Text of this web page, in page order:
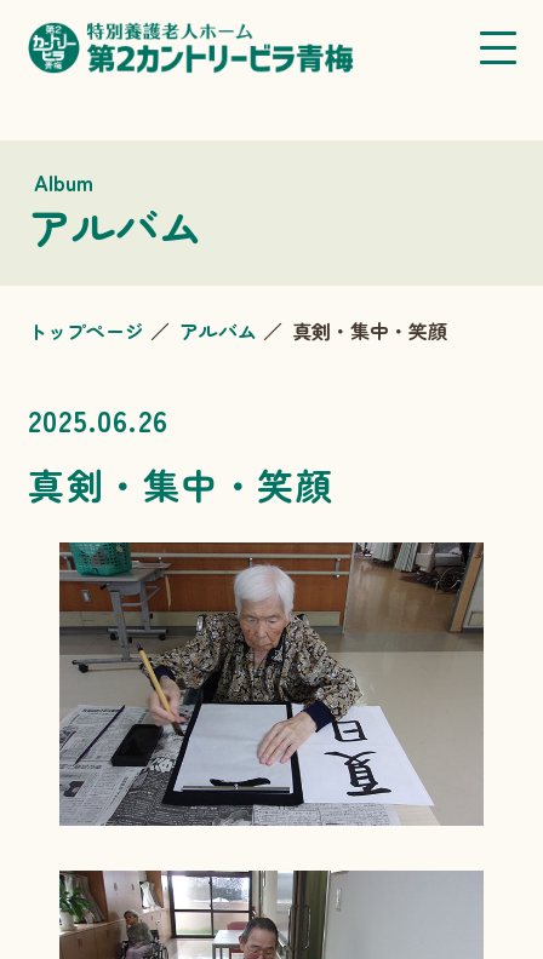
Album
アルバム
トップページ アルバム 真剣・集中・笑顔
2025.06.26
真剣・集中・笑顔